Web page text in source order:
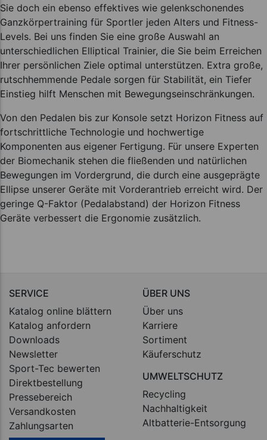
Sie doch ein ebenso effektives wie gelenkschonendes
Ganzkörpertraining für Sportler jeden Alters und Fitness-
Levels. Bei uns finden Sie eine große Auswahl an
unterschiedlichen Elliptical Trainier, die Sie beim Erreichen
Ihrer persönlichen Ziele optimal unterstützen. Extra große,
rutschhemmende Pedale sorgen für Stabilität, ein Tiefer
Einstieg hilft Menschen mit Bewegungseinschränkungen.
Von den Pedalen bis zur Konsole setzt Horizon Fitness auf
fortschrittliche Technologie und hochwertige
Komponenten aus eigener Fertigung. Für unsere Experten
der Biomechanik stehen die fließenden und natürlichen
Bewegungen im Vordergrund, die durch eine ausgeprägte
Ellipse unserer Geräte mit Vorderantrieb erreicht wird. Der
geringe Q-Faktor (Pedalabstand) der Horizon Fitness
Geräte verbessert die Ergonomie zusätzlich.
SERVICE
Katalog online blättern
Katalog anfordern
Downloads
Newsletter
Sport-Tec bewerten
Direktbestellung
Pressebereich
Versandkosten
Zahlungsarten
ÜBER UNS
Über uns
Karriere
Sortiment
Käuferschutz
UMWELTSCHUTZ
Recycling
Nachhaltigkeit
Altbatterie-Entsorgung